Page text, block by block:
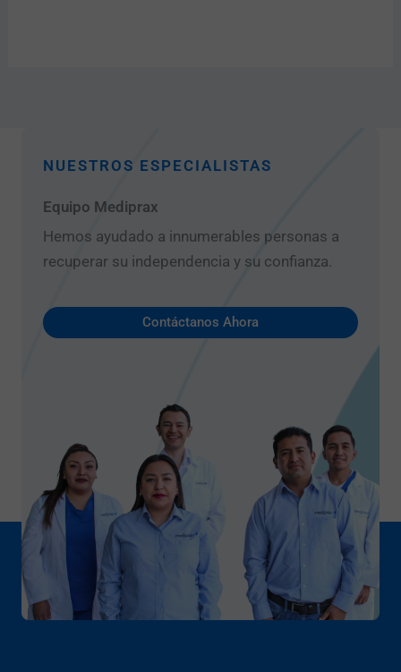
NUESTROS ESPECIALISTAS
Equipo Mediprax
Hemos ayudado a innumerables personas a
recuperar su independencia y su confianza.
Contáctanos Ahora